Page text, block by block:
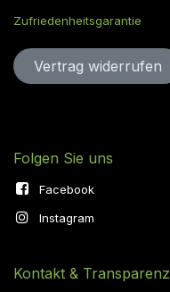
Zufriedenheitsgarantie
Vertrag widerru​​​​​​​​​​fen
Folgen Sie uns
Facebook
Instagram
Kontakt & Transparenz